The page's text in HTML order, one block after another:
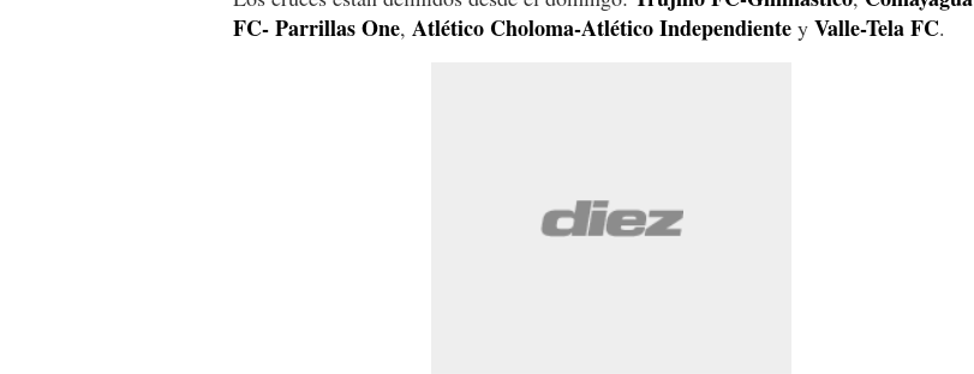
FC- Parrillas One, Atlético Choloma-Atlético Independiente y Valle-Tela FC.